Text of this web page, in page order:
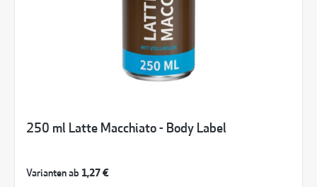
250 ml Latte Macchiato - Body Label
Varianten ab 1,27 €